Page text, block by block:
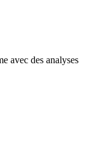
avec des analyses